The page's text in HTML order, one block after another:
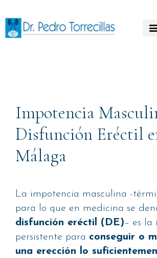
Impotencia
Disfunción Eréctil
Málaga
La impotencia masculina -
para lo que en medicina se
disfunción eréctil (DE)– es la
persistente para conseguir o
una erección lo